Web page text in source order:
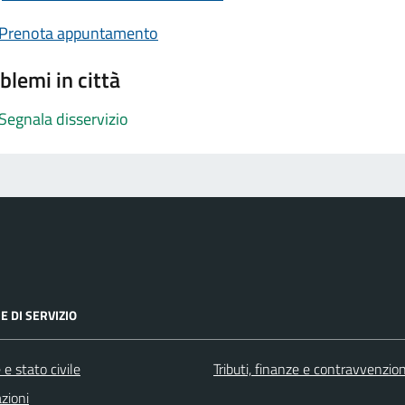
appuntamento
in città
disservizio
DI SERVIZIO
e stato civile
Tributi, finanze e